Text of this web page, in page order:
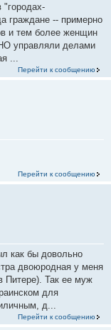
"городах-
граждане -- примерно
и тем более женщин
управляли делами
...
Перейти к сообщению
Перейти к сообщению
как бы довольно
двоюродная у меня
Питере). Так ее муж
для
д...
Перейти к сообщению